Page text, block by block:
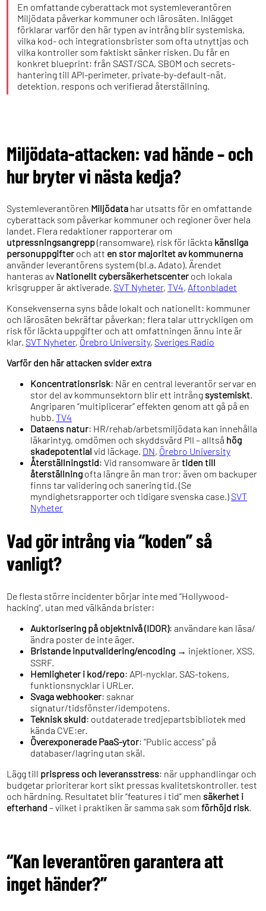
En omfattande cyberattack mot systemleverantören
Miljödata påverkar kommuner och lärosäten. Inlägget
förklarar varför den här typen av intrång blir systemiska,
vilka kod- och integrationsbrister som ofta utnyttjas och
vilka kontroller som faktiskt sänker risken. Du får en
konkret blueprint: från SAST/SCA, SBOM och secrets-
hantering till API-perimeter, private-by-default-nät,
detektion, respons och verifierad återställning.
Miljödata-attacken: vad hände – och
hur bryter vi nästa kedja?
Systemleverantören Miljödata har utsatts för en omfattande
cyberattack som påverkar kommuner och regioner över hela
landet. Flera redaktioner rapporterar om
utpressningsangrepp(ransomware), risk för läckta känsliga
personuppgifter och att en stor majoritet av kommunerna
använder leverantörens system (bl.a. Adato). Ärendet
hanteras av Nationellt cybersäkerhetscenter och lokala
krisgrupper är aktiverade. SVT Nyheter,TV4, Aftonbladet
Konsekvenserna syns både lokalt och nationellt: kommuner
och lärosäten bekräftar påverkan; flera talar uttryckligen om
risk för läckta uppgifter och att omfattningen ännu inte är
klar. SVT Nyheter, Örebro University, Sveriges Radio
Varför den här attacken svider extra
Koncentrationsrisk: När en central leverantör servar en
stor del av kommunsektorn blir ett intrång systemiskt.
Angriparen “multiplicerar” effekten genom att gå på en
hubb.TV4
Dataens natur: HR/rehab/arbetsmiljödata kan innehålla
läkarintyg, omdömen och skyddsvärd PII – alltså hög
skadepotential vid läckage. DN, Örebro University
Återställningstid: Vid ransomware ärtiden till
återställning ofta längre än man tror; även om backuper
finns tar validering och sanering tid. (Se
myndighetsrapporter och tidigare svenska case.) SVT
Nyheter
Vad gör intrång via “koden” så
vanligt?
De flesta större incidenter börjar inte med “Hollywood-
hacking”, utan med välkända brister:
Auktorisering på objektnivå (IDOR): användare kan läsa/
ändra poster de inte äger.
Bristande inputvalidering/encoding → injektioner, XSS,
SSRF.
Hemligheter i kod/repo: API-nycklar, SAS-tokens,
funktionsnycklar i URLer.
Svaga webhooker: saknar
signatur/tidsfönster/idempotens.
Teknisk skuld: outdaterade tredjepartsbibliotek med
kända CVE:er.
Överexponerade PaaS-ytor: “Public access” på
databaser/lagring utan skäl.
Lägg till prispress och leveransstress: när upphandlingar och
budgetar prioriterar kort sikt pressas kvalitetskontroller, test
och härdning. Resultatet blir “features i tid” men säkerhet i
efterhand – vilket i praktiken är samma sak somförhöjd risk
“Kan leverantören garantera att
inget händer?”